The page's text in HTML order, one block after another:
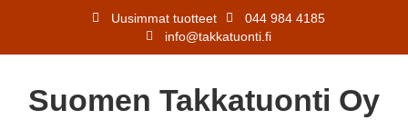
Uusimmat tuotteet
044 984 4185
info@takkatuonti.fi
Suomen Takkatuonti Oy